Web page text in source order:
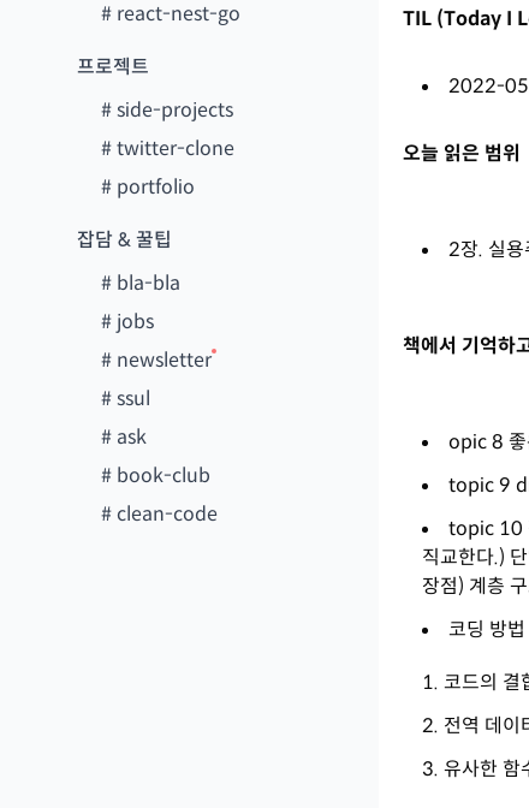
# react-nest-go
프로젝트
#side-projects
#twitter-clone
# portfolio
잡담 & 꿀팁
# bla-bla
# jobs
# newsletter
#ssul
# ask
# book-club
#clean-code
TIL (Today I
2022-
오늘 읽은 범위
2장. 실용
책에서 기억하
opic 8
topic 9
topic 10
직교한다.)
장점) 계층
코딩 방법
코드의 결
전역 데이
유사한 함